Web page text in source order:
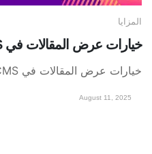
المزايا
خيارات عرض المقالات في 2ooly CMS
خيارات عرض المقالات في 2ooly CMS
August 11, 2025